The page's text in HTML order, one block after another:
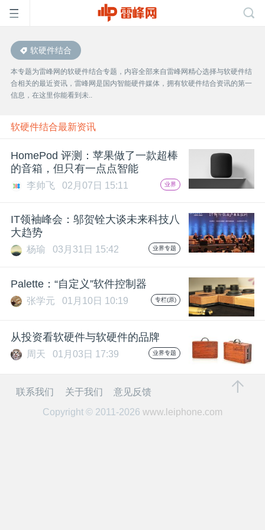
首
页
雷
峰
公
课
活
中
软硬件结合
本专题为雷峰网的软硬件结合专题，内容全部来自雷峰网精心选择与软硬件结
合相关的最近资讯，雷峰网是国内智能硬件媒体，拥有软硬件结合资讯的第一
信息，在这里你能看到未..
软硬件结合最新资讯
HomePod 评测：苹果做了一款超棒
的音箱，但只有一点点智能
李帅飞 02月07日 15:11 业界
IT领袖峰会：邬贺铨大谈未来科技八
大趋势
杨瑜 03月31日 15:42 业界专题
Palette：“自定义”软件控制器
张学元 01月10日 10:19 专栏(原)
从投资看软硬件与软硬件的品牌
周天 01月03日 17:39 业界专题
联系我们 关于我们
意见反馈
Copyright © 2011-2026 www.leiphone.com